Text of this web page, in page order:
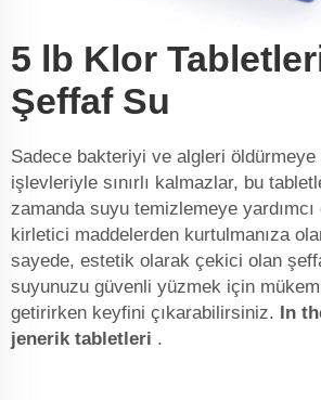
5 lb Klor
Şeffaf Su
Sadece bakteriyi ve algleri öldürmeye
işlevleriyle sınırlı kalmazlar, bu
zamanda suyu temizlemeye
kirletici maddelerden kurtulmanıza
sayede, estetik olarak çekici olan
suyunuzu güvenli yüzmek için
getirirken keyfini çıkarabilirsiniz. In
jenerik tabletleri .